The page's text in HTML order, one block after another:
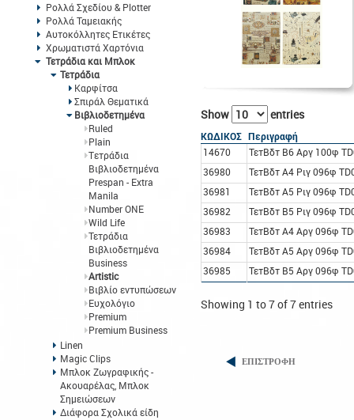
Ρολλά Σχεδίου & Plotter
Ρολλά Ταμειακής
Αυτοκόλλητες Ετικέτες
Χρωματιστά Χαρτόνια
Τετράδια και Μπλοκ
Τετράδια
Καρφίτσα
Σπιράλ Θεματικά
Βιβλιοδετημένα
Ruled
Plain
Tετράδια
Βιβλιοδετημένα
Prespan - Extra
Manila
Number ONE
Wild Life
Τετράδια
Βιβλιοδετημένα
Business
Artistic
Βιβλίο εντυπώσεων
Ευχολόγιο
Premium
Premium Business
Linen
Magic Clips
Μπλοκ Ζωγραφικής -
Ακουαρέλας, Μπλοκ
Σημειώσεων
Διάφορα Σχολικά είδη
Show entries
ΚΩΔΙΚΟΣ Περιγραφή
14670
ΤετΒδτ B6 Αργ 100φ
36980
ΤετΒδτ A4 Ριγ 096φ
36981
ΤετΒδτ A5 Ριγ 096φ
36982
ΤετΒδτ B5 Ριγ 096φ
36983
ΤετΒδτ A4 Αργ 096φ
36984
ΤετΒδτ A5 Αργ 096φ
36985
ΤετΒδτ B5 Αργ 096φ
Showing 1 to 7 of 7 entries
ΕΠΙΣΤΡΟΦΗ